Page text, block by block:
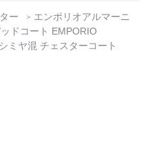
ー
エンポリオアルマーニ
ドコート EMPORIO
ミヤ混 チェスターコート